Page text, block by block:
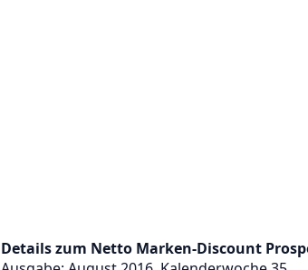
Details zum Netto Marken-Discount